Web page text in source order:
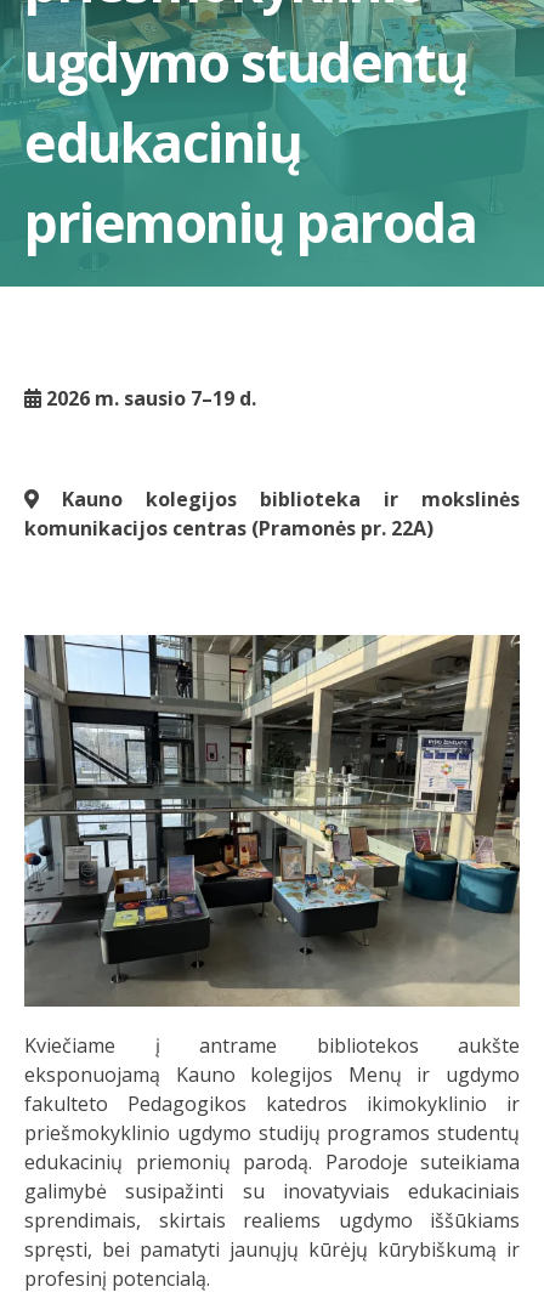
ugdymo studentų
edukacinių
priemonių paroda
2026 m. sausio 7–19 d.
Kauno kolegijos biblioteka ir mokslinės
komunikacijos centras (Pramonės pr. 22A)
Kviečiame į antrame bibliotekos aukšte
eksponuojamą Kauno kolegijos Menų ir ugdymo
fakulteto Pedagogikos katedros ikimokyklinio ir
priešmokyklinio ugdymo studijų programos studentų
edukacinių priemonių parodą. Parodoje suteikiama
galimybė susipažinti su inovatyviais edukaciniais
sprendimais, skirtais realiems ugdymo iššūkiams
spręsti, bei pamatyti jaunųjų kūrėjų kūrybiškumą ir
profesinį potencialą.